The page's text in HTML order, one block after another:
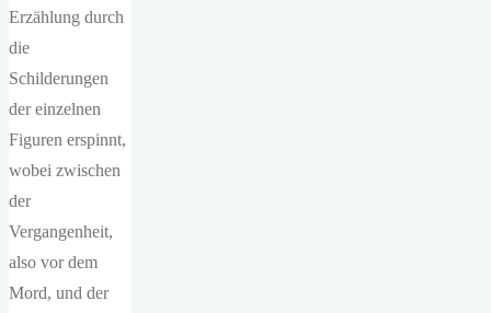
Erzählung durch
die
Schilderungen
der einzelnen
Figuren erspinnt,
wobei zwischen
der
Vergangenheit,
also vor dem
Mord, und der